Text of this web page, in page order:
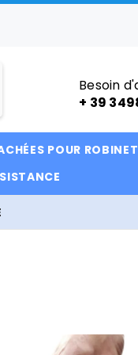
Besoin
+ 39
POUR